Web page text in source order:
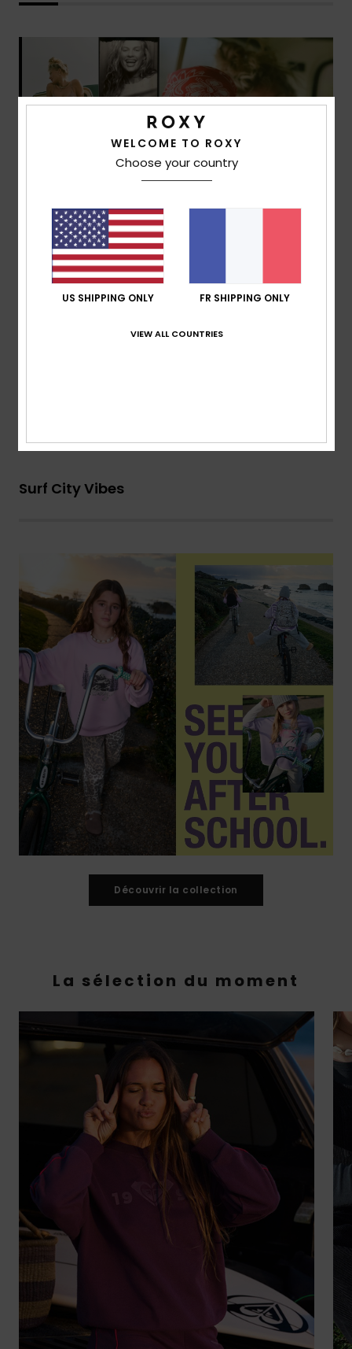
Surf City Vibes
Découvrir la collection
La sélection du moment
WELCOME TO ROXY
Choose your country
US SHIPPING ONLY FR SHIPPING ONLY
VIEW ALL COUNTRIES